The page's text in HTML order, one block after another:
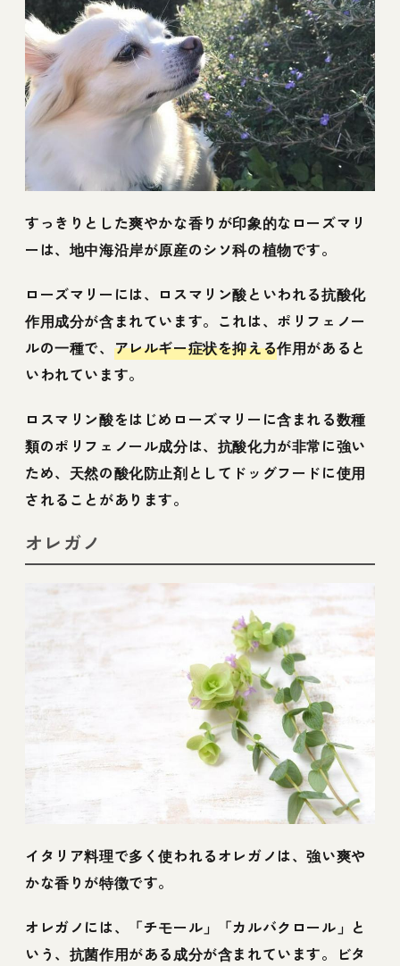
すっきりとした爽やかな香りが印象的なローズマリ
ーは、地中海沿岸が原産のシソ科の植物です。
ローズマリーには、ロスマリン酸といわれる抗酸化
作用成分が含まれています。これは、ポリフェノー
ルの一種で、 アレルギー症状を抑える作用があると
いわれています。
ロスマリン酸をはじめローズマリーに含まれる数種
類のポリフェノール成分は、抗酸化力が非常に強い
ため、天然の酸化防止剤としてドッグフードに使用
されることがあります。
オレガノ
イタリア料理で多く使われるオレガノは、強い爽や
かな香りが特徴です。
オレガノには、「チモール」「カルバクロール」と
いう、抗菌作用がある成分が含まれています。ビタ